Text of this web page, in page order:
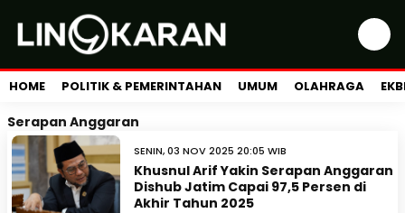
HOME POLITIK & PEMERINTAHAN UMUM OLAHRAGA
Serapan Anggaran
SENIN, 03 NOV 2025 20:05 WIB
Khusnul Arif Yakin Serapan Anggaran
Dishub Jatim Capai 97,5 Persen di
Akhir Tahun 2025